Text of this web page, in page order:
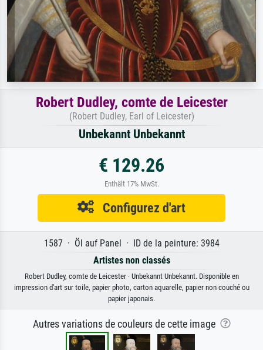
Robert Dudley, comte de Leicester
(Robert Dudley, Earl of Leicester)
Unbekannt Unbekannt
€ 129.26
Enthält 17% MwSt.
Configurez d'art
1587 · Öl auf Panel · ID de la peinture: 3984
Artistes non classés
Robert Dudley, comte de Leicester · Unbekannt Unbekannt. Disponible en
impression d'art sur toile, papier photo, carton aquarelle, papier non couché ou
papier japonais.
Autres variations de couleurs de cette image